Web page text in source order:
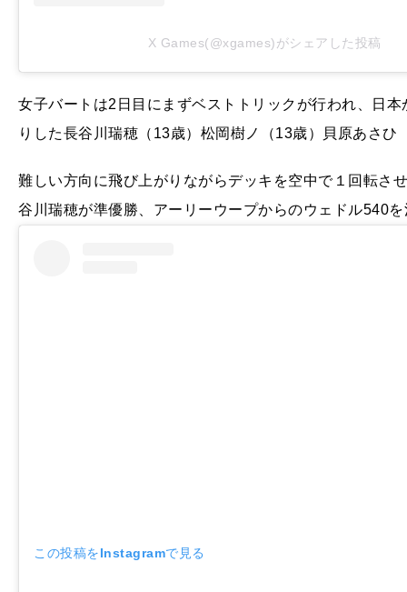
X Games(@xgames)がシェアした投稿
女子バートは2日目にまずベストトリックが行われ、日
りした長谷川瑞穂（13歳）松岡樹ノ（13歳）貝原あさひ
難しい方向に飛び上がりながらデッキを空中で１回転さ
谷川瑞穂が準優勝、アーリーウープからのウェドル540
この投稿をInstagramで見る